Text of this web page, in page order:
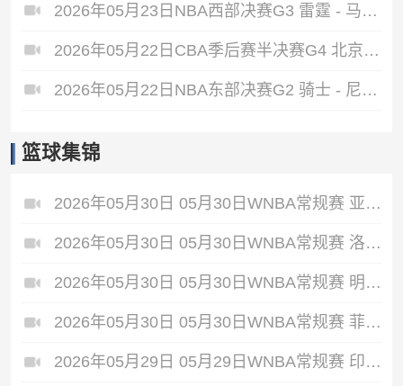
2026年05月23日NBA西部决赛G3 雷霆 - 马刺 全场录像
2026年05月22日CBA季后赛半决赛G4 北京 - 上海 全场录像
2026年05月22日NBA东部决赛G2 骑士 - 尼克斯 全场录像
篮球集锦
2026年05月30日 05月30日WNBA常规赛 亚特兰大梦想86-66波特兰火焰 全场集锦
2026年05月30日 05月30日WNBA常规赛 洛杉矶火花92-87华盛顿神秘人 全场集锦
2026年05月30日 05月30日WNBA常规赛 明尼苏达山猫79-58芝加哥天空 全场集锦
2026年05月30日 05月30日WNBA常规赛 菲尼克斯水星68-75纽约自由人 全场集锦
2026年05月29日 05月29日WNBA常规赛 印第安纳狂热88-90金州女武神 全场集锦